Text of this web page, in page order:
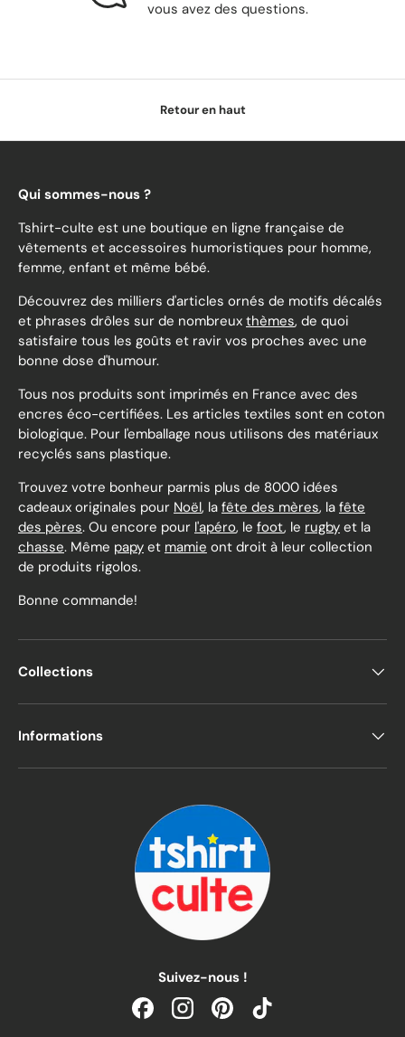
vous avez des questions.
Retour en haut
Qui sommes-nous ?
Tshirt-culte est une boutique en ligne française de
vêtements et accessoires humoristiques pour homme,
femme, enfant et même bébé.
Découvrez des milliers d'articles ornés de motifs décalés
et phrases drôles sur de nombreux thèmes, de quoi
satisfaire tous les goûts et ravir vos proches avec une
bonne dose d'humour.
Tous nos produits sont imprimés en France avec des
encres éco-certifiées. Les articles textiles sont en coton
biologique. Pour l'emballage nous utilisons des matériaux
recyclés sans plastique.
Trouvez votre bonheur parmis plus de 8000 idées
cadeaux originales pour Noël, la fête des mères, la fête
des pères. Ou encore pour l'apéro, le foot, le rugby et la
chasse. Même papy et mamie ont droit à leur collection
de produits rigolos.
Bonne commande!
Collections
Informations
Suivez-nous !
FacebookInstagramPinterestTikTok